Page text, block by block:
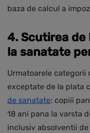
baza de calcul a
4. Scutirea
la sanatate
Urmatoarele categorii
exceptate de la plata
de sanatate: copiii
18 ani pana la varsta
inclusiv absolventii